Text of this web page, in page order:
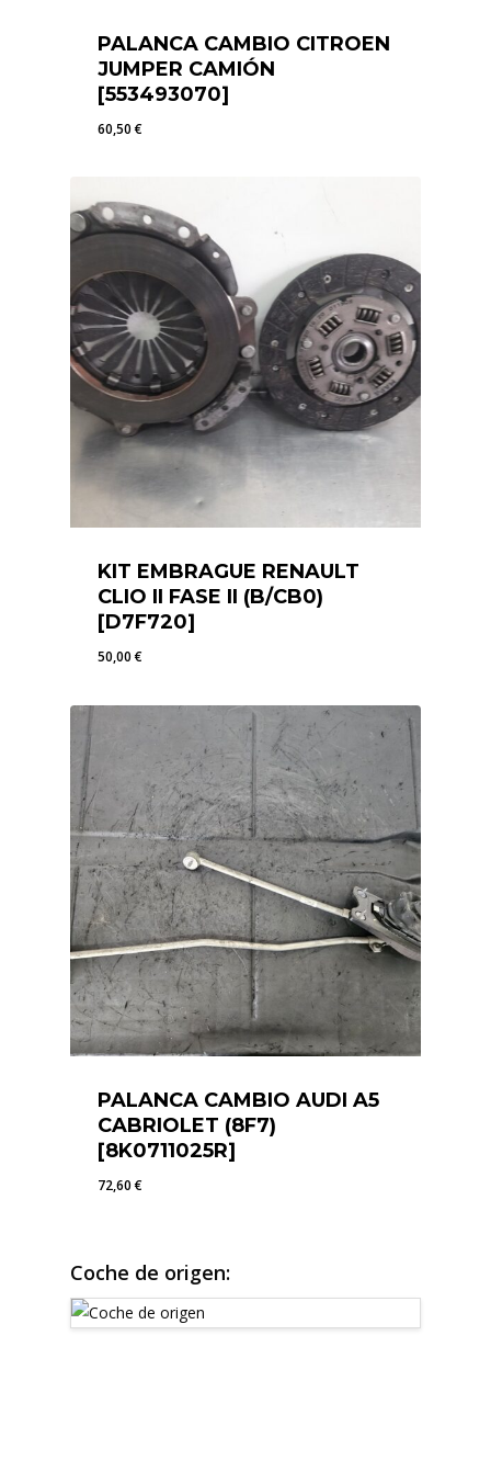
PALANCA CAMBIO CITROEN
JUMPER CAMIÓN
[553493070]
60,50€
KIT EMBRAGUE RENAULT
CLIO II FASE II (B/CB0)
[D7F720]
50,00€
PALANCA CAMBIO AUDI A5
CABRIOLET (8F7)
[8K0711025R]
72,60€
Coche de origen: